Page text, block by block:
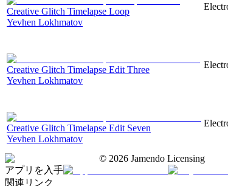
Creative Glitch Timelapse Loop
Yevhen Lokhmatov
Creative Glitch Timelapse Edit Three
Yevhen Lokhmatov
Creative Glitch Timelapse Edit Seven
Yevhen Lokhmatov
© 2026 Jamendo Licensing
アプリを入手
関連リンク